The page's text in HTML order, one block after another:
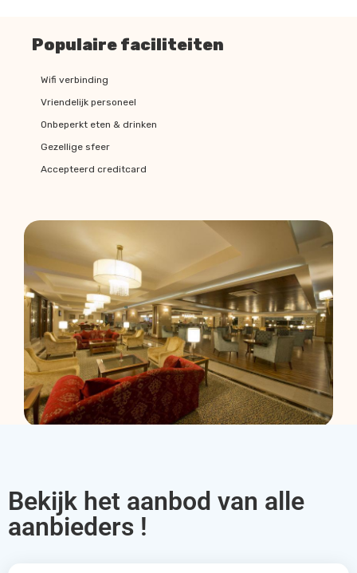
Populaire faciliteiten
Wifi verbinding
Vriendelijk personeel
Onbeperkt eten & drinken
Gezellige sfeer
Accepteerd creditcard
Bekijk het aanbod van alle
aanbieders !